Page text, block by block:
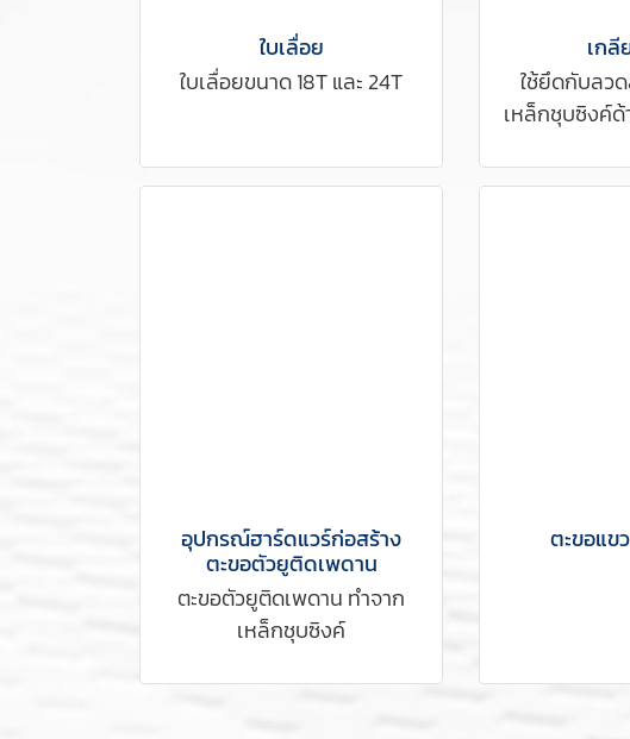
ใบเลื่อย
ใบเลื่อยขนาด 18T และ 24T
เกลี
ใช้ยึดกับลว
เหล็กชุบซิงค์ด้
อุปกรณ์ฮาร์ดแวร์ก่อสร้าง
ตะขอตัวยูติดเพดาน
ตะขอตัวยูติดเพดาน ทำจาก
เหล็กชุบซิงค์
ตะขอแ